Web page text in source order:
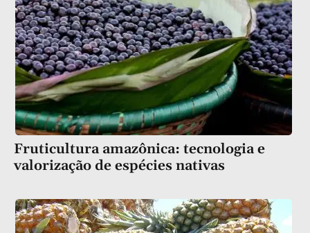
Fruticultura amazônica: tecnologia e
valorização de espécies nativas